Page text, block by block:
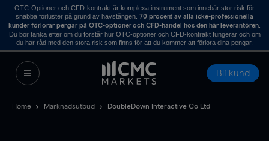
OTC-Optioner och CFD-kontrakt är komplexa instrument som innebär stor risk för
snabba förluster på grund av hävstången. 70 procent av alla icke-professionella
kunder förlorar pengar på OTC-optioner och CFD-handel hos den här leverantören.
Du bör tänka efter om du förstår hur OTC-optioner och CFD-kontrakt fungerar och om
du har råd med den stora risk som finns för att du kommer att förlora dina pengar.
Bli kund
Home Marknadsutbud DoubleDown Interactive Co Ltd